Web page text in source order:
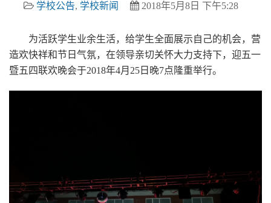
学校公告, 学校新闻 2018年5月8日 下午5:28
为活跃学生业余生活，给学生全面展示自己的机会，营
造欢快祥和节日气氛，在领导亲切关怀大力支持下，迎五一
暨五四联欢晚会于2018年4月25日晚7点隆重举行。